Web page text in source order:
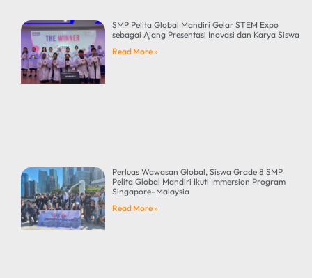
SMP Pelita Global Mandiri Gelar STEM Expo
sebagai Ajang Presentasi Inovasi dan Karya Siswa
Read More »
Perluas Wawasan Global, Siswa Grade 8 SMP
Pelita Global Mandiri Ikuti Immersion Program
Singapore–Malaysia
Read More »